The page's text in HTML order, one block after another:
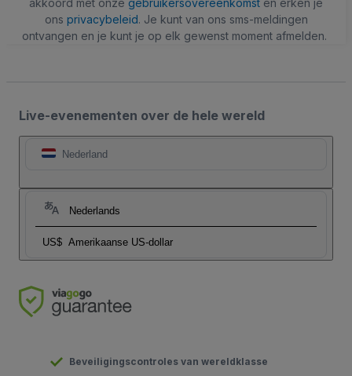
akkoord met onze gebruikersovereenkomst en erken je
ons privacybeleid. Je kunt van ons sms-meldingen
ontvangen en je kunt je op elk gewenst moment afmelden.
Live-evenementen over de hele wereld
Nederland
Nederlands
US$ Amerikaanse US-dollar
Beveiligingscontroles van wereldklasse